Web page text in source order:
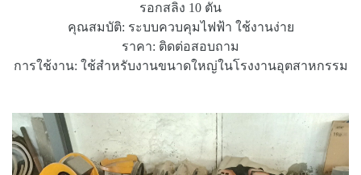
รอกสลิง 10 ตัน
คุณสมบัติ: ระบบควบคุมไฟฟ้า ใช้งานง่าย
ราคา: ติดต่อสอบถาม
การใช้งาน: ใช้สำหรับงานขนาดใหญ่ในโรงงานอุตสาหกรรม